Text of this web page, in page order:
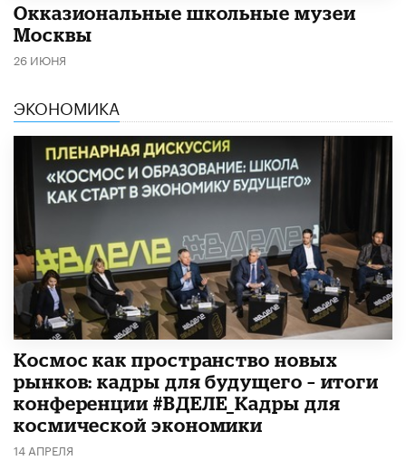
​Окказиональные школьные музеи
Москвы
26 ИЮНЯ
ЭКОНОМИКА
Космос как пространство новых
рынков: кадры для будущего – итоги
конференции #ВДЕЛЕ_Кадры для
космической экономики
14 АПРЕЛЯ